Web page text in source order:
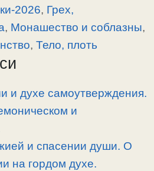
2026, Грех,
, Монашество и соблазны,
, Тело, плоть
и духе самоутверждения.
и
и спасении души. О
на гордом духе.